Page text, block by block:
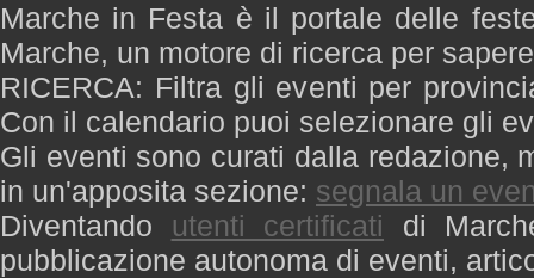
Marche in Festa è il portale delle
Marche, un motore di ricerca per
RICERCA: Filtra gli eventi per
Con il calendario puoi selezionare gli
Gli eventi sono curati dalla redazione,
in un'apposita sezione: segnala un
Diventando utenti certificati di
pubblicazione autonoma di eventi,